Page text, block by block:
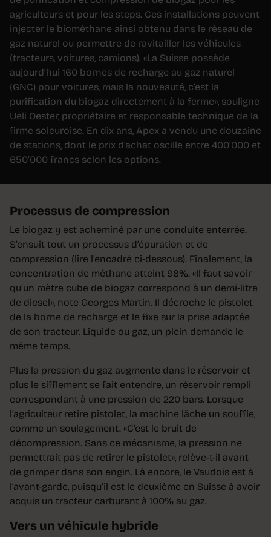
agriculteurs et pour les steps. Ces installations peuvent
injecter le biométhane ainsi obtenu dans le réseau de
gaz naturel ou permettre de ravitailler les véhicules
(tracteurs, voitures, camions). «La Suisse possède
aujourd’hui 160 bornes de recharge au gaz naturel
(GNC) pour voitures, mais la nouveauté, c’est la
purification du biogaz directement à la ferme», souligne
Ueli Oester, propriétaire et responsable technique de la
firme soleuroise. En dix ans, Apex a vendu une douzaine
de stations, dont le prix d’achat oscille entre 400’000 et
650’000 francs selon les options.
Processus de compression
Le biogaz y est acheminé par une conduite enterrée.
S’ensuit tout un processus d’épuration et de
compression (lire l’encadré ci-dessous). Finalement, la
concentration de méthane atteint 98%. «Il faut savoir
qu’un mètre cube de biogaz correspond à un demi-litre
de diesel», note Georges Martin. Il décroche le pistolet
de la borne de recharge et le fixe sur la prise adaptée
de son tracteur. Liquide ou gaz, un plein demande le
même temps.
Plus la pression du gaz augmente dans le réservoir et
plus le sifflement se fait entendre, un réservoir rempli
correspondant à une pression de 220 bars. Lorsque
l’agriculteur retire pistolet, la machine lâche un souffle,
comme un soulagement. «C’est le bruit de
décompression. Sans ce mécanisme, la pression ne
permettrait pas de retirer le pistolet», relève-t-il avant
de grimper dans son engin. Là encore, le Vaudois est à
l’avant-garde, puisqu’il est le deuxième en Suisse à avoir
acquis un tracteur carburant à 100% au gaz.
Vers un véhicule hybride